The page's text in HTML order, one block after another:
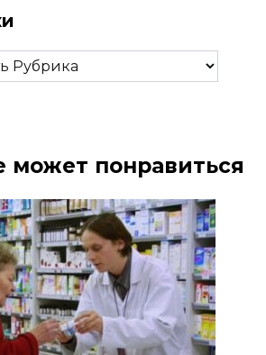
может понравиться